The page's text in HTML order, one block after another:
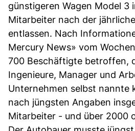
günstigeren Wagen Model 3
Mitarbeiter nach der
entlassen. Nach
Mercury News» vom
700 Beschäftigte betroffen,
Ingenieure, Manager und
Unternehmen selbst nannte
nach jüngsten Angaben
Mitarbeiter - und über 2000